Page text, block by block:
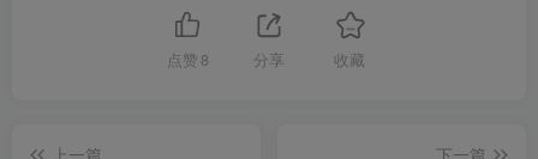
点赞 8 分享 收藏
上一篇
下一篇